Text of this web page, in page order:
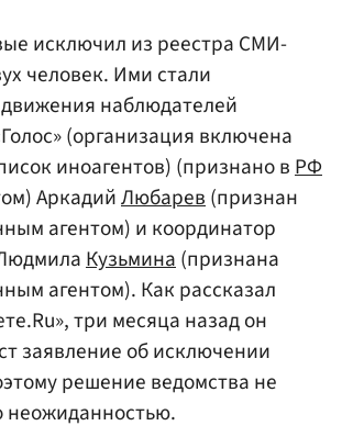
исключил из реестра СМИ-
человек. Ими стали
наблюдателей
(организация включена
иноагентов) (признано вРФ
АркадийЛюбарев(признан
агентом) и координатор
Кузьмина(признана
агентом). Как рассказал
три месяца назад он
заявление об исключении
решение ведомства не
неожиданностью.